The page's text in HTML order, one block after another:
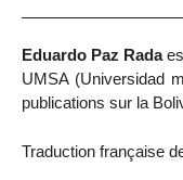
Eduardo Paz Rada
UMSA (Universidad
publications sur la
Traduction française